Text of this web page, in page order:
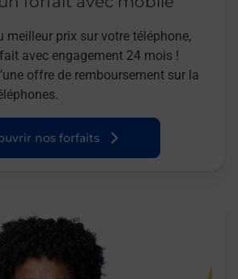
meilleur prix sur votre téléphone,
avec engagement 24 mois !
offre de remboursement sur la
nos forfaits